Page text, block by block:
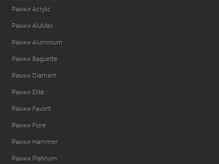
Рамки Acrylic
Рамки AluMax
Рамки Aluminium
Рамки Baguette
Рамки Diamant
Рамки Elite
Рамки Favorit
Рамки Fiore
Рамки Hammer
Рамки Platinum